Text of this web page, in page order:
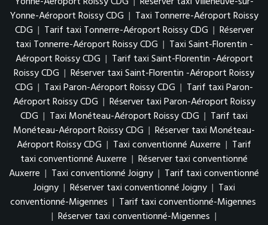
Yonne-Aéroport Roissy CDG | Taxi Tonnerre-Aéroport Roissy
CDG | Tarif taxi Tonnerre-Aéroport Roissy CDG | Réserver
taxi Tonnerre-Aéroport Roissy CDG | Taxi Saint-Florentin -
Aéroport Roissy CDG | Tarif taxi Saint-Florentin -Aéroport
Roissy CDG | Réserver taxi Saint-Florentin -Aéroport Roissy
CDG | Taxi Paron-Aéroport Roissy CDG | Tarif taxi Paron-
Aéroport Roissy CDG | Réserver taxi Paron-Aéroport Roissy
CDG | Taxi Monéteau-Aéroport Roissy CDG | Tarif taxi
Monéteau-Aéroport Roissy CDG | Réserver taxi Monéteau-
Aéroport Roissy CDG | Taxi conventionné Auxerre | Tarif
taxi conventionné Auxerre | Réserver taxi conventionné
Auxerre | Taxi conventionné Joigny | Tarif taxi conventionné
Joigny | Réserver taxi conventionné Joigny | Taxi
conventionné-Migennes | Tarif taxi conventionné-Migennes
| Réserver taxi conventionné-Migennes |